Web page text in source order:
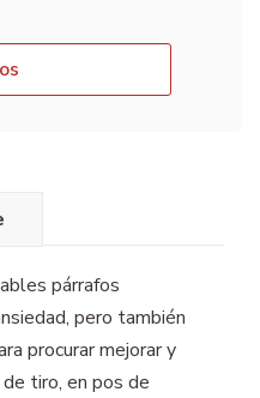
párrafos
pero también
procurar mejorar y
tiro, en pos de